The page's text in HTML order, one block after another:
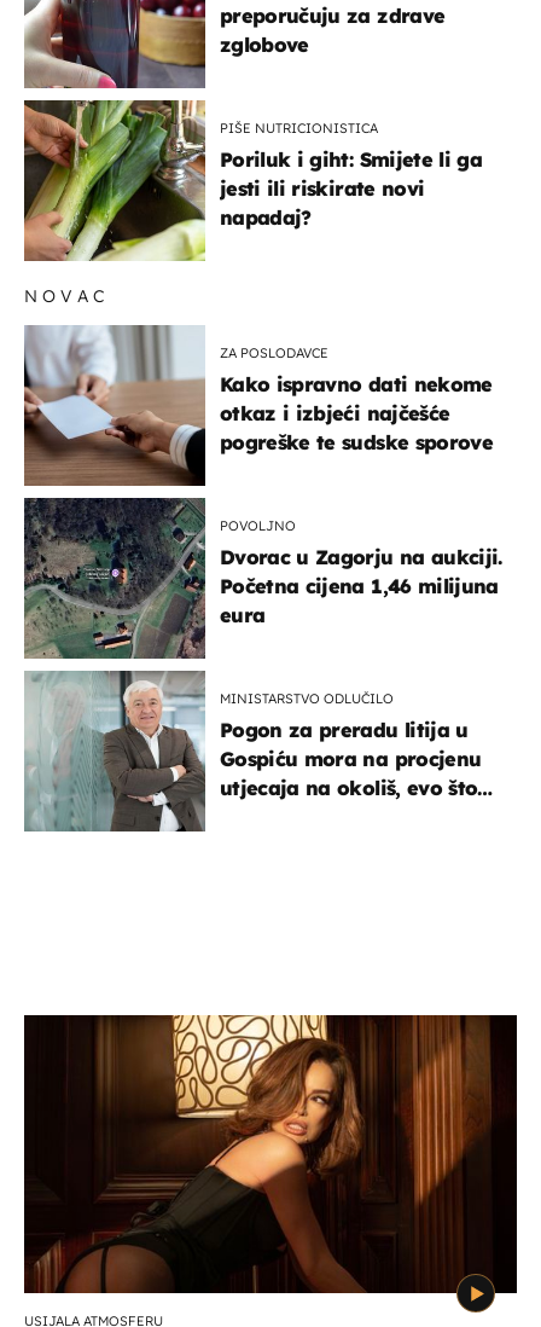
preporučuju za zdrave
zglobove
PIŠE NUTRICIONISTICA
Poriluk i giht: Smijete li ga
jesti ili riskirate novi
napadaj?
NOVAC
ZA POSLODAVCE
Kako ispravno dati nekome
otkaz i izbjeći najčešće
pogreške te sudske sporove
POVOLJNO
Dvorac u Zagorju na aukciji.
Početna cijena 1,46 milijuna
eura
MINISTARSTVO ODLUČILO
Pogon za preradu litija u
Gospiću mora na procjenu
utjecaja na okoliš, evo što
USIJALA ATMOSFERU